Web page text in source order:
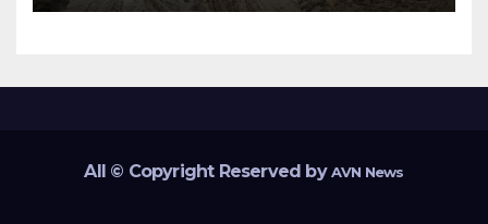
All © Copyright Reserved byAVN News